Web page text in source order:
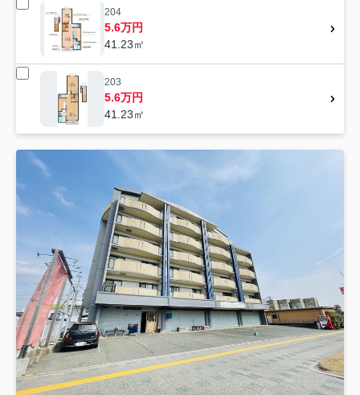
204
5.6万円
41.23㎡
203
5.6万円
41.23㎡